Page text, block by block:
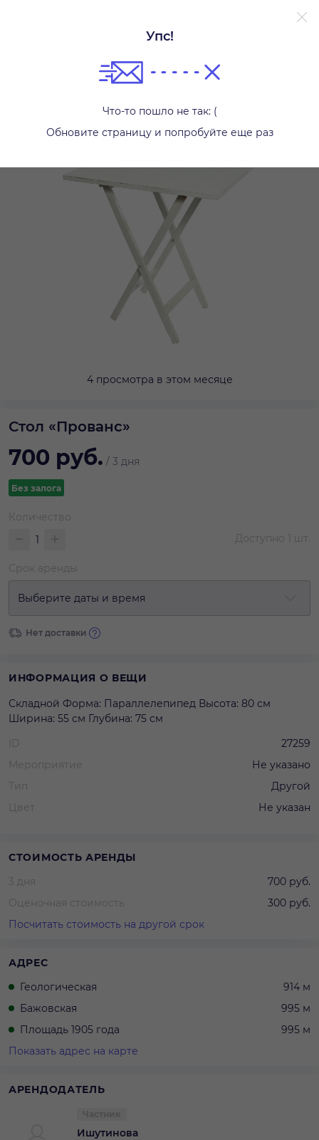
Упс!
Что-то пошло не так: (
Обновите страницу и попробуйте еще раз
4 просмотра в этом месяце
Стол «Прованс»
700 руб. / 3 дня
Без залога
Количество
Доступно 1 шт.
Срок аренды
Выберите даты и время
Нет доставки
ИНФОРМАЦИЯ О ВЕЩИ
Складной Форма: Параллелепипед Высота: 80 см
Ширина: 55 см Глубина: 75 см
ID
27259
Мероприятие
Не указано
Тип
Другой
Цвет
Не указан
СТОИМОСТЬ АРЕНДЫ
3 дня
700 руб.
Оценочная стоимость
300 руб.
Посчитать стоимость на другой срок
АДРЕС
Геологическая
914 м
Бажовская
995 м
Площадь 1905 года
995 м
Показать адрес на карте
АРЕНДОДАТЕЛЬ
Ишутинова